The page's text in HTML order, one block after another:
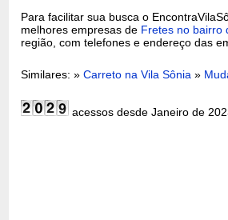
Para facilitar sua busca o
melhores empresas de Fretes no bairro
região, com telefones e endereço das
Similares: »Carreto na Vila Sônia »
acessos desde Janeiro de